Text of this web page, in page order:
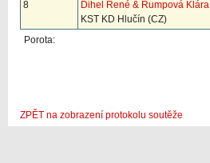
8
Dihel René & Rumpová Klára
KST KD Hlučín (CZ)
Porota:
ZPĚT na zobrazení protokolu soutěže